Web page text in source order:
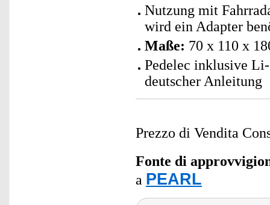
Nutzung mit
wird ein Adapter
Maße: 70 x 110 x
Pedelec inklusive
deutscher Anleitung
Prezzo di Vendita
Fonte di
a PEARL